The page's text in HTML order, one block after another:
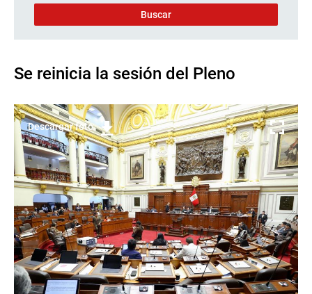
Se reinicia la sesión del Pleno
Descargar foto